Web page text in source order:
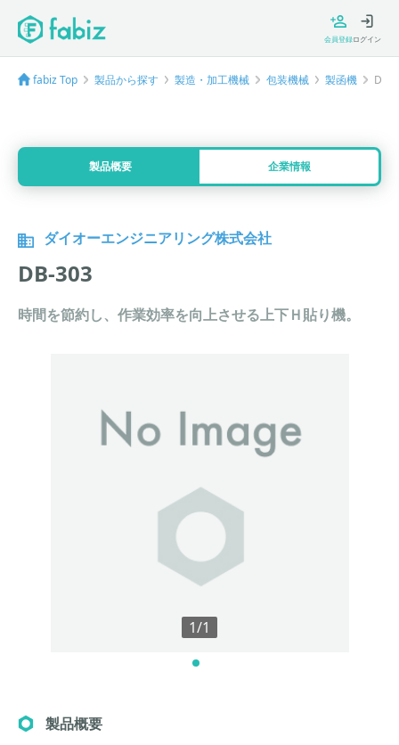
会員登録ログイン
fabiz Top 製品から探す 製造・加工機械 包装機械 製函機 DB-
製品概要 企業情報
ダイオーエンジニアリング株式会社
DB-303
時間を節約し、作業効率を向上させる上下Ｈ貼り機。
1/1
製品概要